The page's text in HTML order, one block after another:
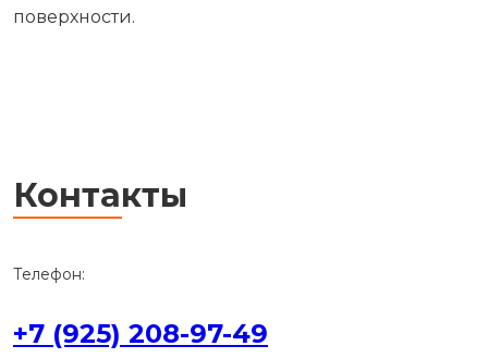
поверхности.
Контакты
Телефон:
+7 (925) 208-97-49